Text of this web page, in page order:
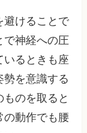
避けることで
で神経への圧
いるときも座
勢を意識する
のを取ると
の動作でも腰